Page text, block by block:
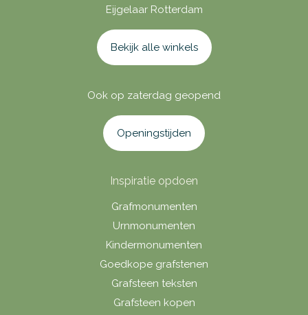
Eijgelaar Rotterdam
Bekijk alle winkels
Ook op zaterdag geopend
Openingstijden
Inspiratie opdoen
Grafmonumenten
Urnmonumenten
Kindermonumenten
Goedkope grafstenen
Grafsteen teksten
Grafsteen kopen